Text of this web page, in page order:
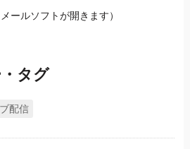
メールソフトが開きます）
タグ
配信